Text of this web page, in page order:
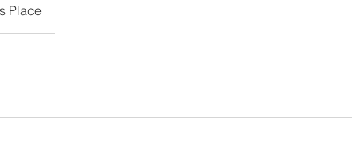
Place